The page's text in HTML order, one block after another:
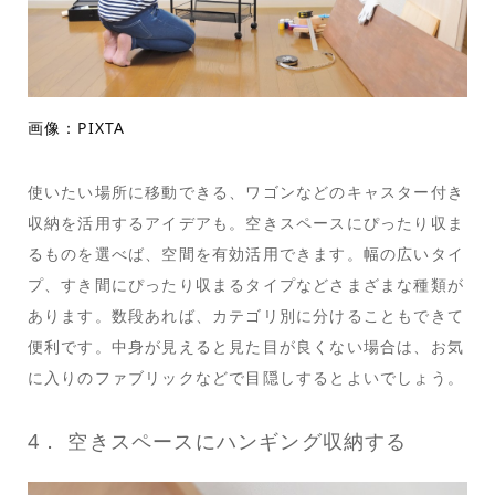
画像：PIXTA
使いたい場所に移動できる、ワゴンなどのキャスター付き
収納を活用するアイデアも。空きスペースにぴったり収ま
るものを選べば、空間を有効活用できます。幅の広いタイ
プ、すき間にぴったり収まるタイプなどさまざまな種類が
あります。数段あれば、カテゴリ別に分けることもできて
便利です。中身が見えると見た目が良くない場合は、お気
に入りのファブリックなどで目隠しするとよいでしょう。
4． 空きスペースにハンギング収納する